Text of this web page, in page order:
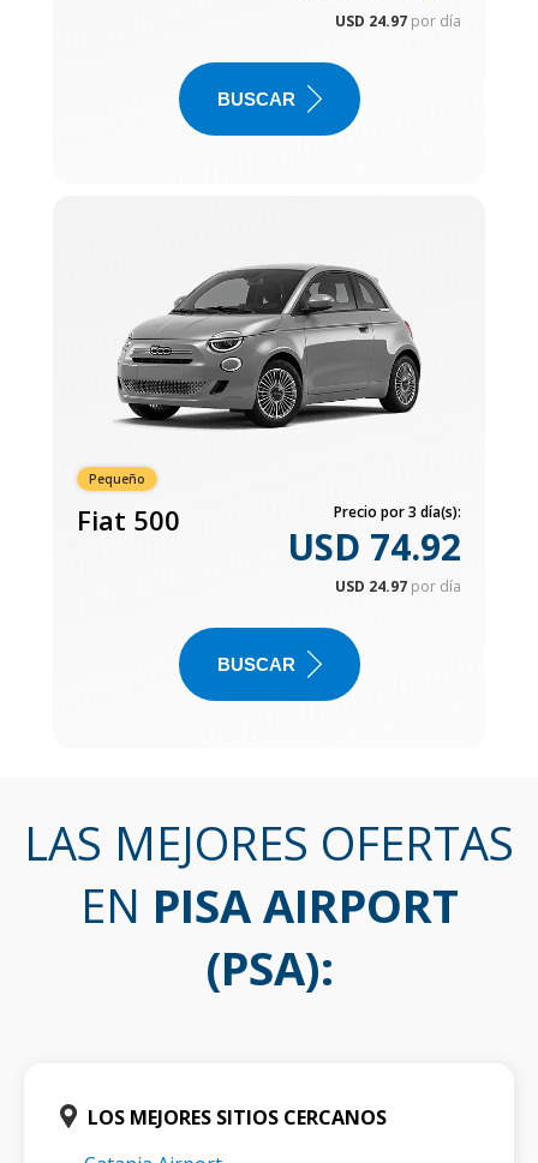
USD 24.97 por día
BUSCAR
Pequeño
Fiat 500 Precio por 3 día(s):
USD 74.92
USD 24.97 por día
BUSCAR
LAS MEJORES OFERTAS
EN PISA AIRPORT
(PSA):
LOS MEJORES SITIOS CERCANOS